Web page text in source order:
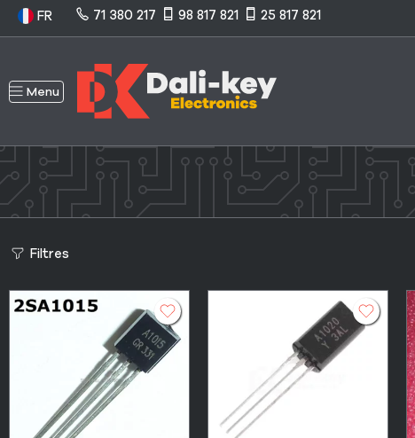
FR 71 380 217 98 817 821 25 817 821
Menu
Filtres